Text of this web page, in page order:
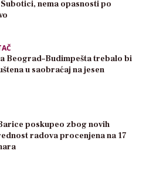
nema opasnosti po
Beograd–Budimpešta trebalo bi
u saobraćaj na jesen
poskupeo zbog novih
radova procenjena na 17